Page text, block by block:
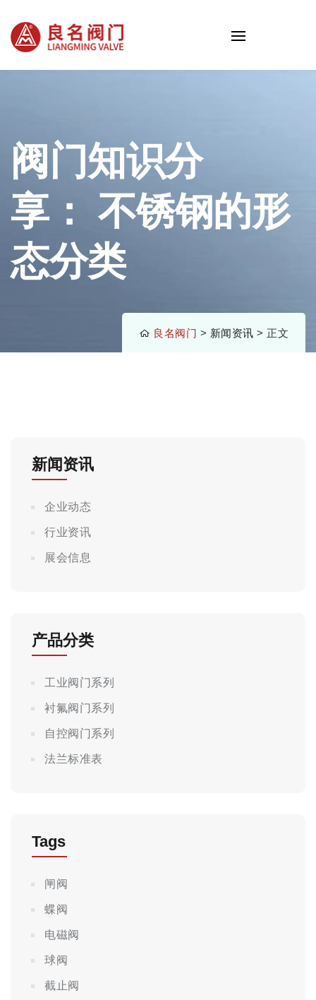
阀门知识分
享： 不锈钢的形
态分类
良名阀门 > 新闻资讯 > 正文
新闻资讯
企业动态
行业资讯
展会信息
产品分类
工业阀门系列
衬氟阀门系列
自控阀门系列
法兰标准表
Tags
闸阀
蝶阀
电磁阀
球阀
截止阀